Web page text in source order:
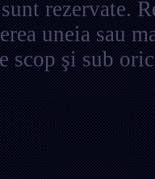
rezervate.
uneia sau
scop şi sub